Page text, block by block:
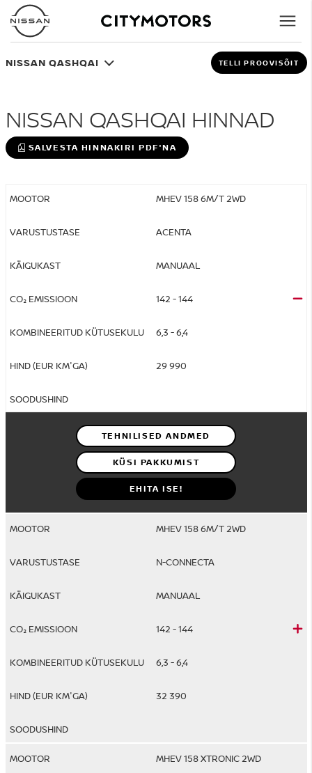
NISSAN QASHQAI TELLI PROOVISÕIT
NISSAN QASHQAI HINNAD
SALVESTA HINNAKIRI PDF'NA
MHEV 158 6M/T 2WD
ACENTA
MANUAAL
142 - 144
6,3 - 6,4
29 990
TEHNILISED ANDMED
KÜSI PAKKUMIST
EHITA ISE!
MHEV 158 6M/T 2WD
N-CONNECTA
MANUAAL
142 - 144
6,3 - 6,4
32 390
MHEV 158 XTRONIC 2WD